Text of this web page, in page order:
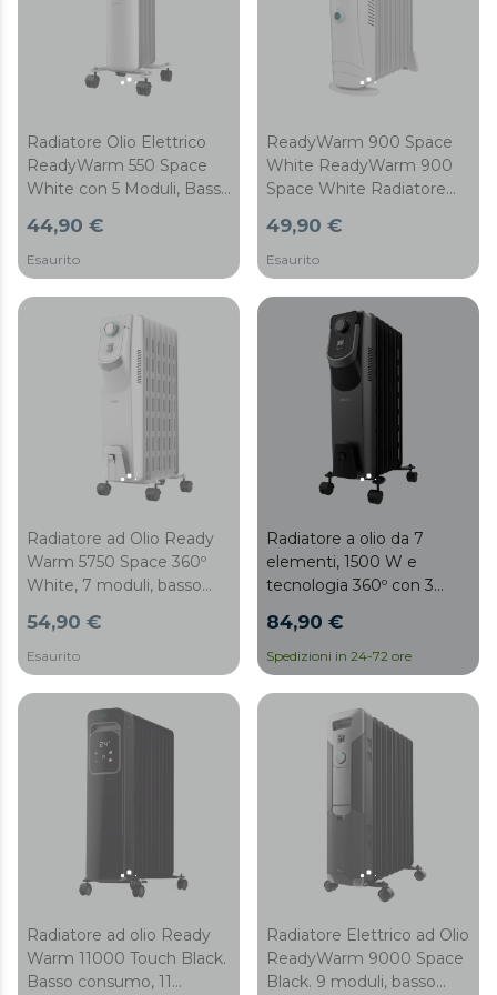
Radiatore Olio Elettrico
ReadyWarm 550 Space
White con 5 Moduli, Basso
Livelli di Potenza, Sistema
di Sicurezza, Ruote 12 m2
44,90 €
Esaurito
ReadyWarm 900 Space
White ReadyWarm 900
Space White Radiatore
Moduli, basso consumo
energetico, 1000 W,
sistema di sicurezza, 15
m2
49,90 €
Esaurito
Radiatore ad Olio Ready
Warm 5750 Space 360º
White, 7 moduli, basso
di potenza, protezione
contro il surriscaldamento
e anti ribaltamento, ruote,
18 m2
54,90 €
Esaurito
Radiatore a olio da 7
elementi, 1500 W e
tecnologia 360º con 3
di 18 m², avvolgi-cavo,
controllo semplice,
manico, ruote e doppio
sistema di sicurezza.
84,90 €
Spedizioni in 24-72 ore
Radiatore ad olio Ready
Warm 11000 Touch Black.
Basso consumo, 11
Radiatore Elettrico ad Olio
ReadyWarm 9000 Space
Black. 9 moduli, basso